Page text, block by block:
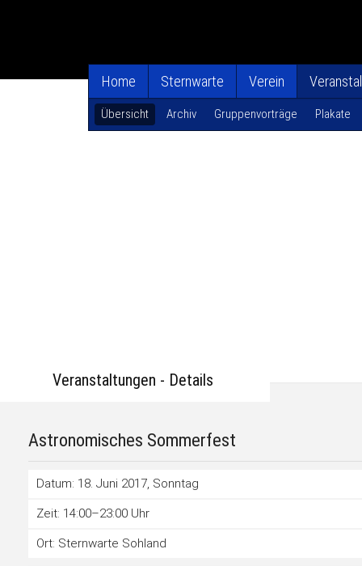
Home Sternwarte Verein
Übersicht Archiv Gruppenvorträge Plakate
Veranstaltungen - Details
Astronomisches Sommerfest
Datum: 18. Juni 2017, Sonntag
Zeit: 14:00–23:00 Uhr
Ort: Sternwarte Sohland